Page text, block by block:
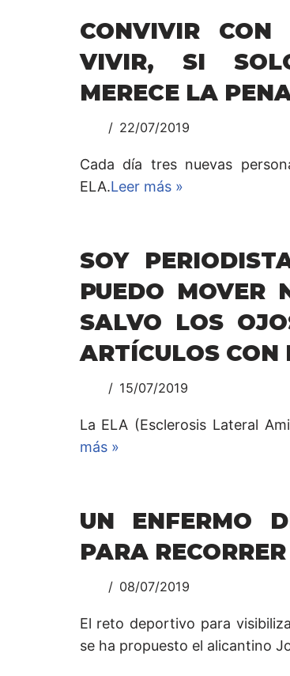
CONVIVIR
VIVIR, SI
MERECE LA
22/07/2019
Cada día tres nuevas
ELA.Leer más »
SOY
PUEDO MOVER
SALVO LOS
ARTÍCULOS CON
15/07/2019
La ELA (Esclerosis Lateral
más »
UN ENFERMO
PARA
08/07/2019
El reto deportivo para
se ha propuesto el alicantino